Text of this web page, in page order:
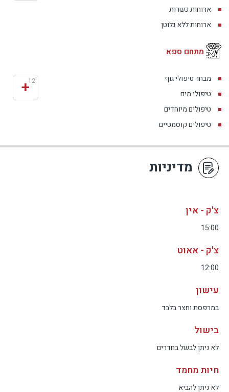
ארוחות כשרות
ארוחות ללא גלוטן
מתחם ספא
מבחר טיפולי גוף
טיפולי מים
טיפולים מיוחדים
טיפולים קוסמטיים
+12
מדיניות
צ'ק - אין
15:00
צ'ק - אאוט
12:00
עישון
במרפסת וחצר בלבד
בישול
לא ניתן לבשל בחדרים
חיות מחמד
לא ניתן להביא